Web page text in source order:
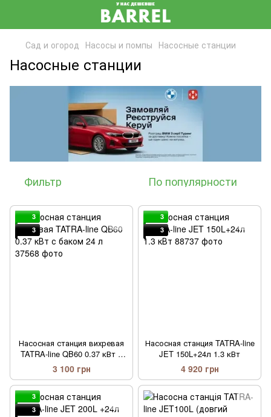
Сад и огород Насосы и помпы Насосные станции
Насосные станции
Фильтр По популярности
3
3
Насосная станция вихревая
TATRA-line QB60 0.37 кВт с
баком 24 л
3 100 грн
3
3
Насосная станция TATRA-line
JET 150L+24л 1.3 кВт
4 920 грн
3
3